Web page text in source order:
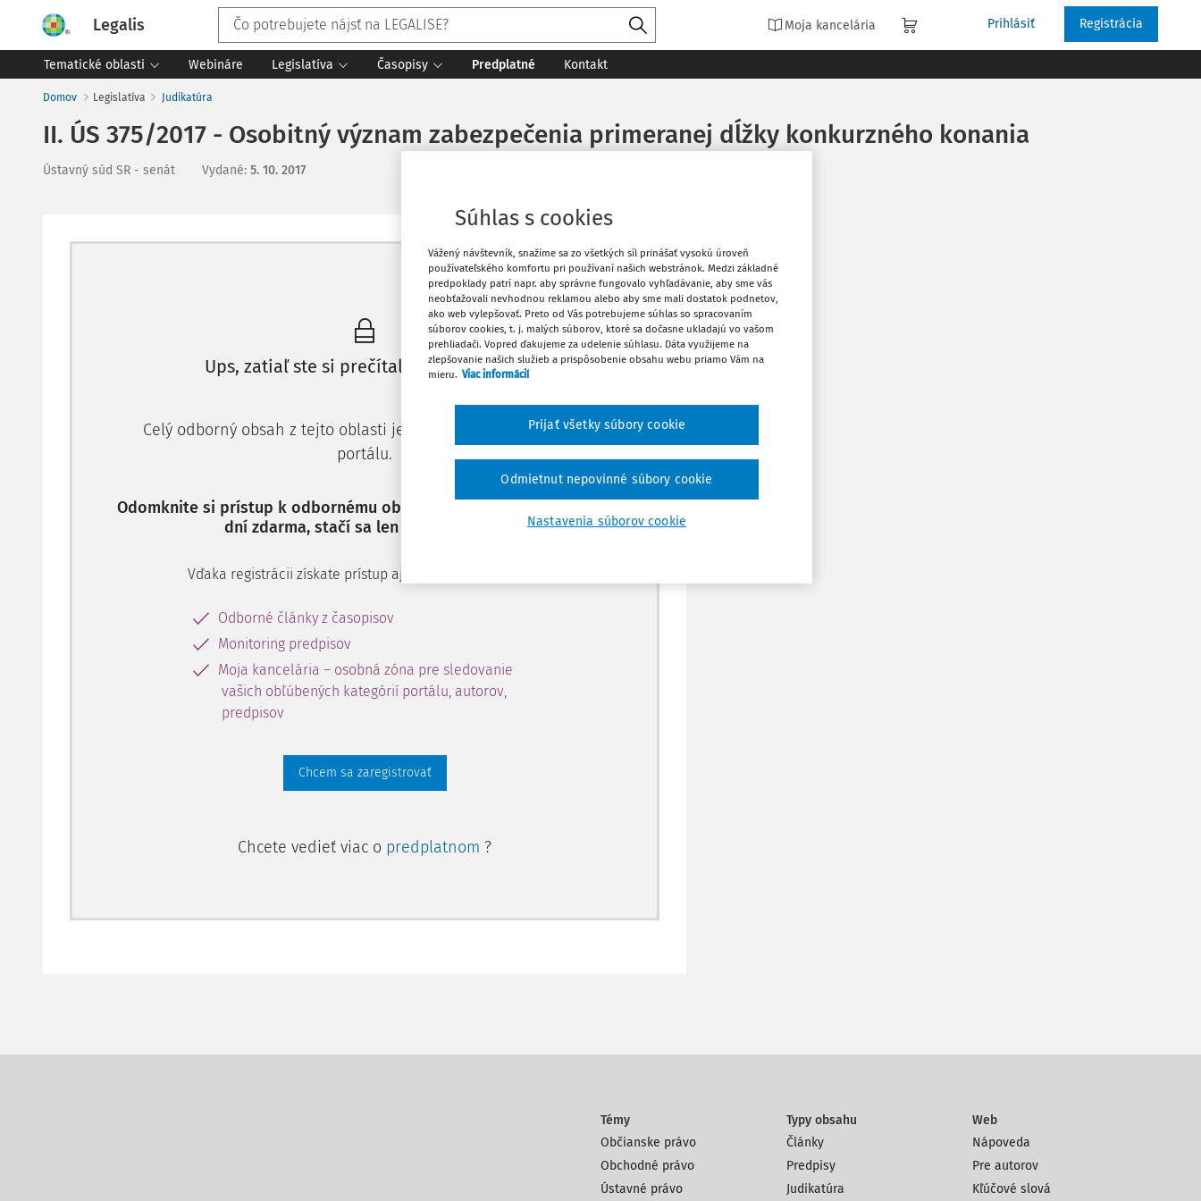
Legalis Moja kancelária Prihlásiť Registrácia
Tematické oblasti Webináre Legislatíva Časopisy Predplatné Kontakt
Domov Legislatíva Judikatúra
II. ÚS 375/2017 - Osobitný význam zabezpečenia primeranej dĺžky konkurzného konania
Ústavný súd SR - senát Vydané: 5. 10. 2017
Máte predplatné? Prihláste sa
Ups, zatiaľ ste si prečítali len začiatok...
Celý odborný obsah z tejto oblasti je dostupný predplatiteľom
portálu.
Odomknite si prístup k odbornému obsahu a získajte prístup na 10
dní zdarma, stačí sa len zaregistrovať.
Vďaka registrácii získate prístup aj k vybranému obsahu:
Odborné články z časopisov
Monitoring predpisov
Moja kancelária – osobná zóna pre sledovanie
vašich obľúbených kategórií portálu, autorov,
predpisov
Chcem sa zaregistrovať
Chcete vedieť viac o predplatnom ?
Vytlačiť
Obľúbené
Stiahnuť
Témy
Občianske právo
Obchodné právo
Ústavné právo
Typy obsahu
Články
Predpisy
Judikatúra
Web
Nápoveda
Pre autorov
Kľúčové slová
Súhlas s cookies
Vážený návštevník, snažíme sa zo všetkých síl prinášať vysokú úroveň
používateľského komfortu pri používaní našich webstránok. Medzi základné
predpoklady patrí napr. aby správne fungovalo vyhľadávanie, aby sme vás
neobťažovali nevhodnou reklamou alebo aby sme mali dostatok podnetov,
ako web vylepšovať. Preto od Vás potrebujeme súhlas so spracovaním
súborov cookies, t. j. malých súborov, ktoré sa dočasne ukladajú vo vašom
prehliadači. Vopred ďakujeme za udelenie súhlasu. Dáta využijeme na
zlepšovanie našich služieb a prispôsobenie obsahu webu priamo Vám na
mieru. Viac informácií
Nastavenia súborov cookie
Odmietnut nepovinné súbory cookie
Prijať všetky súbory cookie